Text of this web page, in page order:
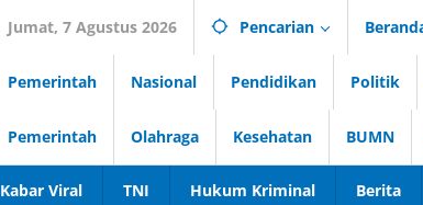
Jumat, 7 Agustus 2026 Pencarian
Pemerintah Nasional Pendidikan Politik
Pemerintah Olahraga Kesehatan BUMN
Kabar Viral TNI Hukum Kriminal Berita